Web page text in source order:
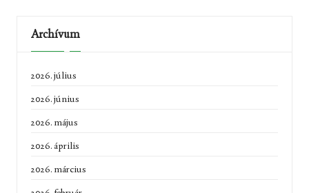
Archívum
2026. július
2026. június
2026. május
2026. április
2026. március